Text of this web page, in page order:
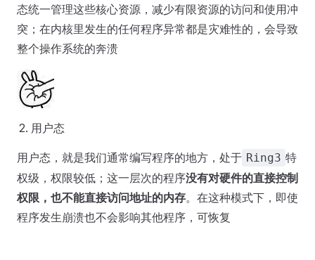
态统一管理这些核心资源，减少有限资源的访问和使用冲
突；在内核里发生的任何程序异常都是灾难性的，会导致
整个操作系统的奔溃
用户态
用户态，就是我们通常编写程序的地方，处于 Ring3 特
权级，权限较低；这一层次的程序没有对硬件的直接控制
权限，也不能直接访问地址的内存。在这种模式下，即使
程序发生崩溃也不会影响其他程序，可恢复